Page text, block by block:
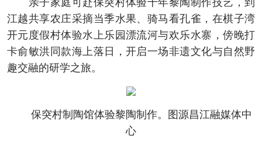
江越共享农庄采摘当季水果、骑马看孔雀，在棋子湾
开元度假村体验水上乐园漂流河与欢乐水寨，傍晚打
卡俞敏洪同款海上落日，开启一场非遗文化与自然野
趣交融的研学之旅。
保突村制陶馆体验黎陶制作。图源昌江融媒体中
心